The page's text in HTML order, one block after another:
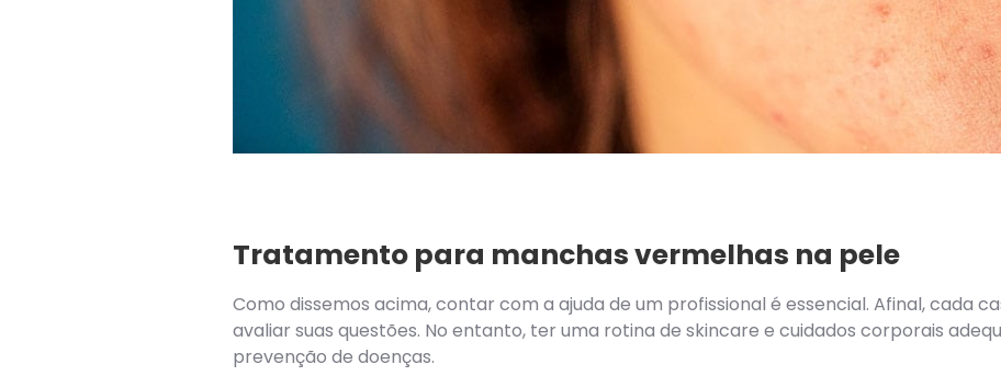
Tratamento para manchas vermelhas na pele
Como dissemos acima, contar com a ajuda de um profissional é essencial. Afinal, cada
avaliar suas questões. No entanto, ter uma rotina de skincare e cuidados corporais
prevenção de doenças.